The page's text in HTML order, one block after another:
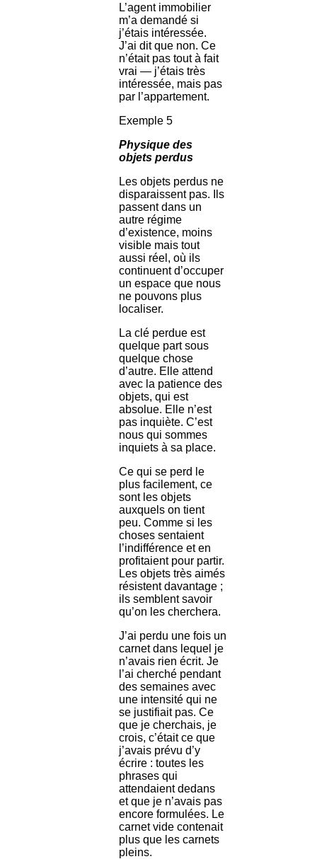
L’agent immobilier
m’a demandé si
j’étais intéressée.
J’ai dit que non. Ce
n’était pas tout à fait
vrai — j’étais très
intéressée, mais pas
par l’appartement.
Exemple 5
Physique des
objets perdus
Les objets perdus ne
disparaissent pas. Ils
passent dans un
autre régime
d’existence, moins
visible mais tout
aussi réel, où ils
continuent d’occuper
un espace que nous
ne pouvons plus
localiser.
La clé perdue est
quelque part sous
quelque chose
d’autre. Elle attend
avec la patience des
objets, qui est
absolue. Elle n’est
pas inquiète. C’est
nous qui sommes
inquiets à sa place.
Ce qui se perd le
plus facilement, ce
sont les objets
auxquels on tient
peu. Comme si les
choses sentaient
l’indifférence et en
profitaient pour partir.
Les objets très aimés
résistent davantage ;
ils semblent savoir
qu’on les cherchera.
J’ai perdu une fois un
carnet dans lequel je
n’avais rien écrit. Je
l’ai cherché pendant
des semaines avec
une intensité qui ne
se justifiait pas. Ce
que je cherchais, je
crois, c’était ce que
j’avais prévu d’y
écrire : toutes les
phrases qui
attendaient dedans
et que je n’avais pas
encore formulées. Le
carnet vide contenait
plus que les carnets
pleins.